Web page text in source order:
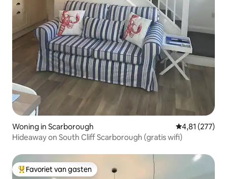
Woning in Scarborough Gemiddelde
4,81 (277)
Hideaway on South Cliff Scarborough (gratis wifi)
Topfavoriet van gasten
Favoriet van gasten